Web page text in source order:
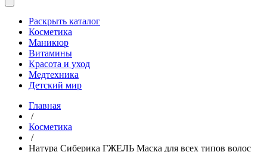
Раскрыть каталог
Косметика
Маникюр
Витамины
Красота и уход
Медтехника
Детский мир
Главная
/
Косметика
/
Натура Сиберика ГЖЕЛЬ Маска для всех типов волос